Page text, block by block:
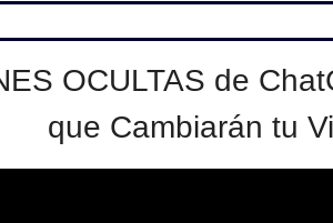
OCULTAS de
que Cambiarán tu